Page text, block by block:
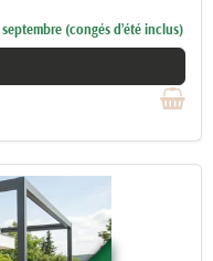
(congés d’été inclus)